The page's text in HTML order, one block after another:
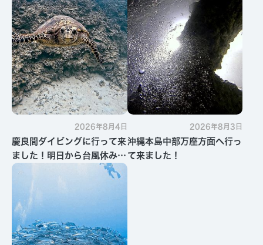
2026年8月4日
慶良間ダイビングに行って来
ました！明日から台風休みで
す・・・
2026年8月3日
沖縄本島中部万座方面へ行っ
て来ました！